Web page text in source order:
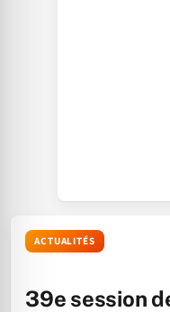
ACTUALITÉS
39e session